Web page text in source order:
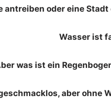
antreiben oder eine
Wasser ist
was ist ein
aber ohne